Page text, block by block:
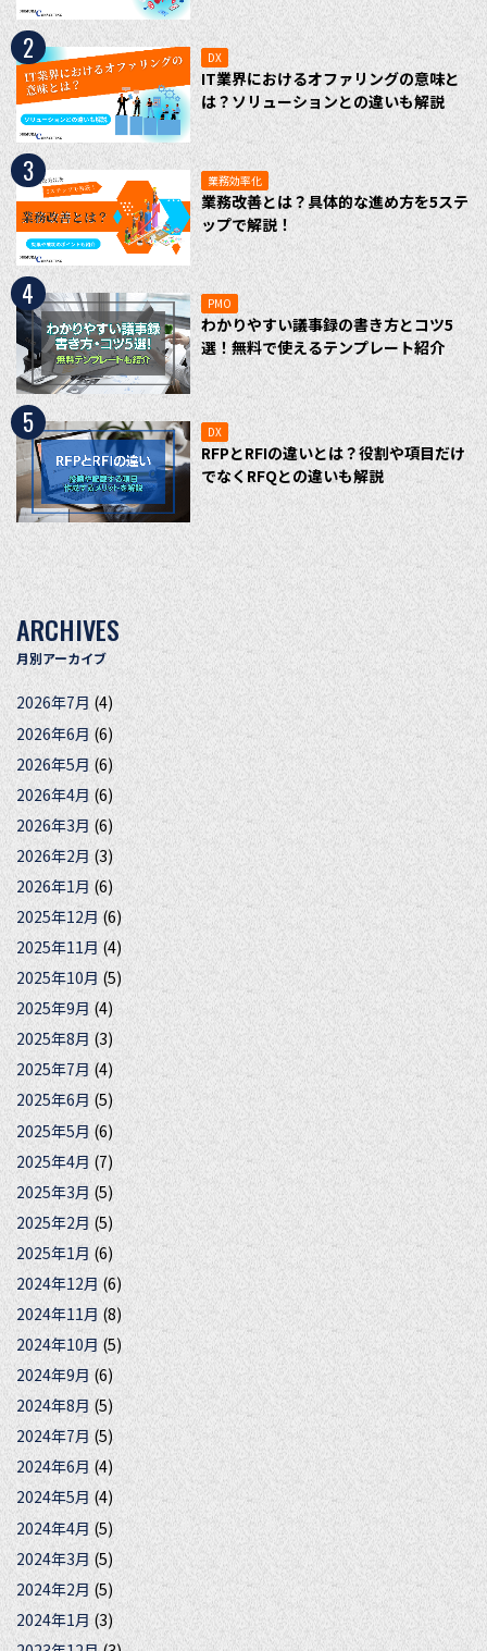
2 DX
IT業界におけるオファリングの意味と
は？ソリューションとの違いも解説
3 業務効率化
業務改善とは？具体的な進め方を5ステ
ップで解説！
4 PMO
わかりやすい議事録の書き方とコツ5
選！無料で使えるテンプレート紹介
5 DX
RFPとRFIの違いとは？役割や項目だけ
でなくRFQとの違いも解説
ARCHIVES
月別アーカイブ
2026年7月 (4)
2026年6月(6)
2026年5月(6)
2026年4月 (6)
2026年3月 (6)
2026年2月(3)
2026年1月(6)
2025年12月 (6)
2025年11月(4)
2025年10月 (5)
2025年9月(4)
2025年8月 (3)
2025年7月(4)
2025年6月(5)
2025年5月 (6)
2025年4月(7)
2025年3月 (5)
2025年2月(5)
2025年1月 (6)
2024年12月(6)
2024年11月 (8)
2024年10月 (5)
2024年9月 (6)
2024年8月(5)
2024年7月(5)
2024年6月 (4)
2024年5月(4)
2024年4月(5)
2024年3月 (5)
2024年2月 (5)
2024年1月(3)